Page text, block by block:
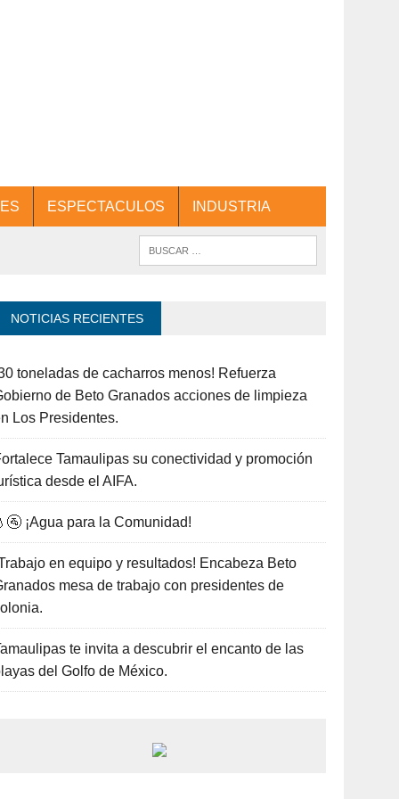
ESPECTACULOS INDUSTRIA
NOTICIAS RECIENTES
toneladas de cacharros menos! Refuerza
de Beto Granados acciones de limpieza
Los Presidentes.
Tamaulipas su conectividad y promoción
desde el AIFA.
¡Agua para la Comunidad!
en equipo y resultados! Encabeza Beto
mesa de trabajo con presidentes de
te invita a descubrir el encanto de las
del Golfo de México.